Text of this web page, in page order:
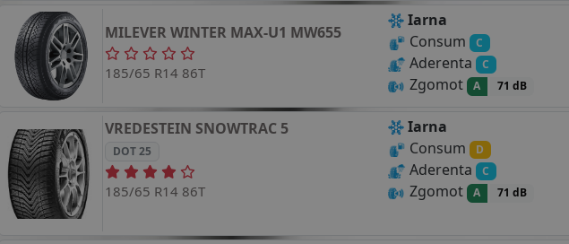
MILEVER WINTER MAX-U1 MW655
185/65 R14 86T
Iarna
Consum
C
Aderenta C
Zgomot A 71 dB
VREDESTEIN SNOWTRAC 5
DOT 25
185/65 R14 86T
Iarna
Consum
D
Aderenta C
Zgomot A 71 dB